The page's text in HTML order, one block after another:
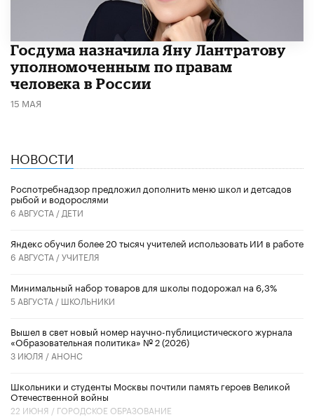
Госдума назначила Яну Лантратову
уполномоченным по правам
человека в России
15 МАЯ
НОВОСТИ
Роспотребнадзор предложил дополнить меню школ и детсадов
рыбой и водорослями
6 АВГУСТА / ДЕТИ
​Яндекс обучил более 20 тысяч учителей использовать ИИ в работе
6 АВГУСТА /УЧИТЕЛЯ
Минимальный набор товаров для школы подорожал на 6,3%
5 АВГУСТА / ШКОЛЬНИКИ
Вышел в свет новый номер научно-публицистического журнала
«Образовательная политика» № 2 (2026)
3 ИЮЛЯ / АНОНС
Школьники и студенты Москвы почтили память героев Великой
Отечественной войны
22 ИЮНЯ / ГОРОДСКОЕ ОБРАЗОВАНИЕ